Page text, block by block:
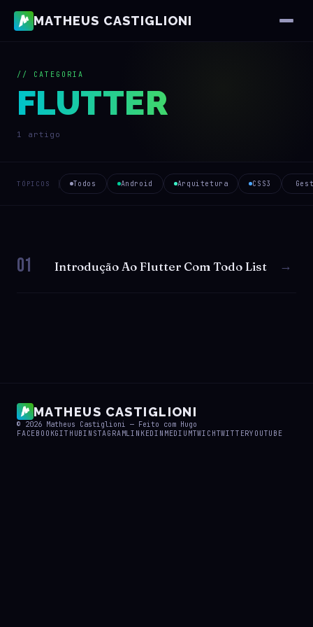
MATHEUS CASTIGLIONI
// CATEGORIA
FLUTTER
1 artigo
TÓPICOS Todos Android Arquitetura CSS3
01 Introdução Ao Flutter Com Todo List →
MATHEUS CASTIGLIONI
© 2026 Matheus Castiglioni — Feito com Hugo
FACEBOOKGITHUBINSTAGRAMLINKEDIN MEDIUMTWICHTWITTERYOUTUBE